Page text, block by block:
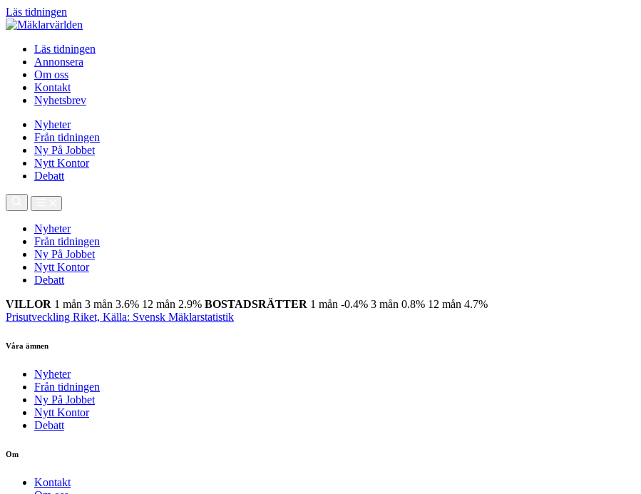
Läs tidningen
Läs tidningen
Annonsera
Om oss
Kontakt
Nyhetsbrev
Nyheter
Från tidningen
Ny På Jobbet
Nytt Kontor
Debatt
Nyheter
Från tidningen
Ny På Jobbet
Nytt Kontor
Debatt
VILLOR 1 mån 3 mån 3.6% 12 mån 2.9% BOSTADSRÄTTER 1 mån -0.4% 3 mån 0.8% 12 mån 4.7%
Prisutveckling Riket, Källa: Svensk Mäklarstatistik
Våra ämnen
Nyheter
Från tidningen
Ny På Jobbet
Nytt Kontor
Debatt
Om
Kontakt